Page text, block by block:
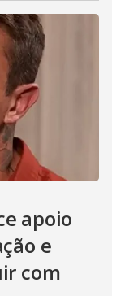
apoio
e
com